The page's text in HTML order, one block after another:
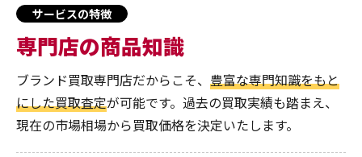
サービスの特徴
専門店の商品知識
ブランド買取専門店だからこそ、 豊富な専門知識をもと
にした買取査定が可能です。過去の買取実績も踏まえ、
現在の市場相場から買取価格を決定いたします。